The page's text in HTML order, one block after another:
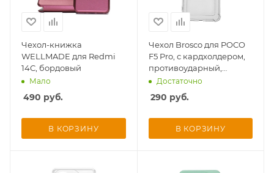
Чехол-книжка
WELLMADE для Redmi
14C, бордовый
Мало
490 руб.
В КОРЗИНУ
Чехол Brosco для POCO
F5 Pro, с кардхолдером,
противоударный,
прозрачный
Достаточно
290 руб.
В КОРЗИНУ